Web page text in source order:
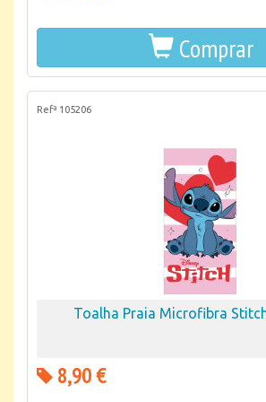
Comprar
Refª 105206
Toalha Praia Microfibra
8,90 €